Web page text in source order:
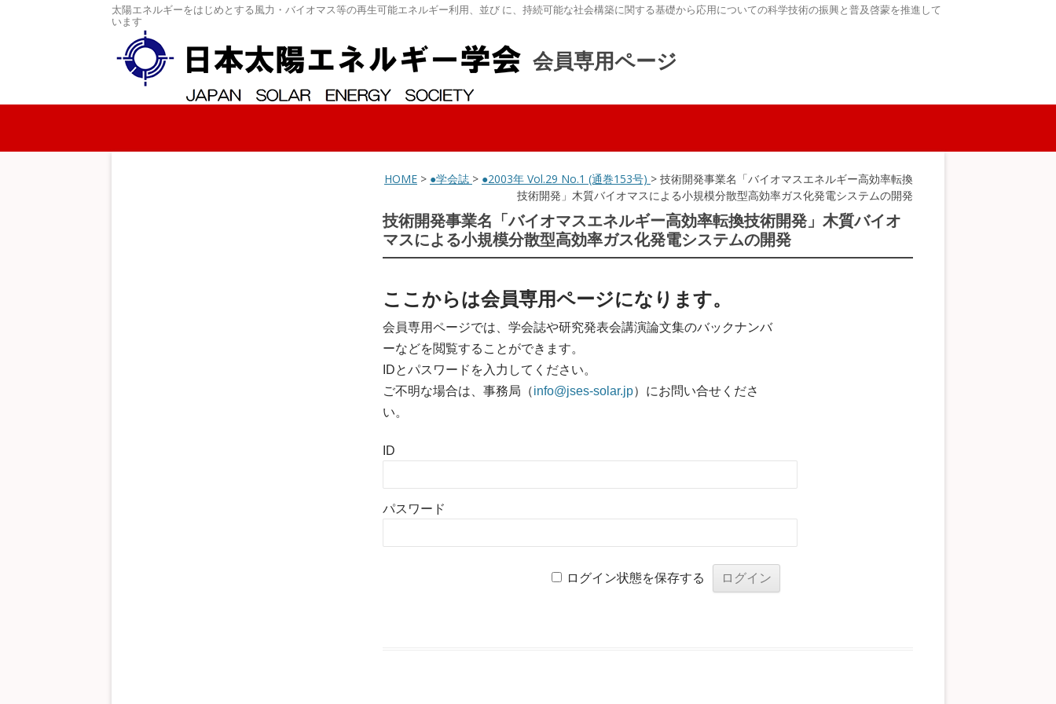
太陽エネルギーをはじめとする風力・バイオマス等の再生可能エネルギー利用、並び に、持続可能な社会構築に関する基礎から応用についての科学技術の振興と普及啓蒙を推進して
います
会員専用ページ
コンテンツへスキップ
HOME > ●学会誌 > ●2003年 Vol.29 No.1 (通巻153号) > 技術開発事業名「バイオマスエネルギー高効率転換
技術開発」木質バイオマスによる小規模分散型高効率ガス化発電システムの開発
技術開発事業名「バイオマスエネルギー高効率転換技術開発」木質バイオ
マスによる小規模分散型高効率ガス化発電システムの開発
ここからは会員専用ページになります。
会員専用ページでは、学会誌や研究発表会講演論文集のバックナンバ
ーなどを閲覧することができます。
IDとパスワードを入力してください。
ご不明な場合は、事務局（info@jses-solar.jp）にお問い合せくださ
い。
ID
パスワード
ログイン状態を保存する